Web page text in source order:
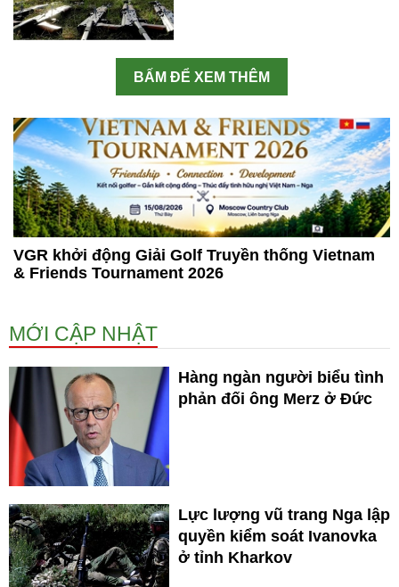
BẤM ĐỂ XEM THÊM
VGR khởi động Giải Golf Truyền thống Vietnam
& Friends Tournament 2026
MỚI CẬP NHẬT
Hàng ngàn người biểu tình
phản đối ông Merz ở Đức
Lực lượng vũ trang Nga lập
quyền kiểm soát Ivanovka
ở tỉnh Kharkov